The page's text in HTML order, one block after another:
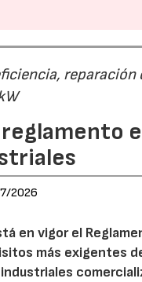
2026
en vigor el
más exigentes